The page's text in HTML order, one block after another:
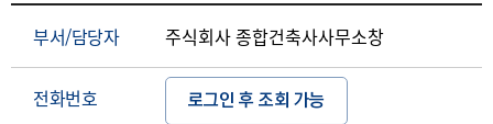
부서/담당자 주식회사 종합건축사사무소창
전화번호 로그인 후 조회 가능